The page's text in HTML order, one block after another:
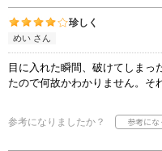
珍しく
めい さん
目に入れた瞬間、破けてしまっ
たので何故かわかりません。そ
参考になりましたか？